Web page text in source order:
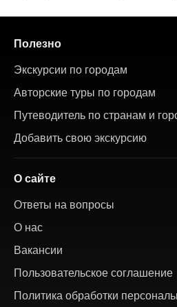
Полезно
Экскурсии по городам
Авторские туры по городам
Путеводитель по странам и
Добавить свою экскурсию
О сайте
Ответы на вопросы
О нас
Вакансии
Пользовательское соглашение
Политика обработки